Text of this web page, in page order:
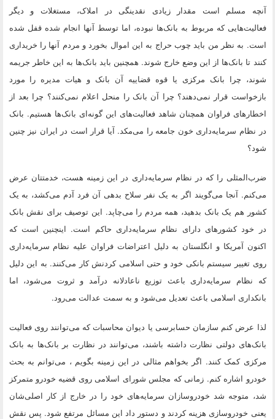
آنچه مسلم است مقدار زیادی نقدینگی در املاک، مستغلات و دیگر
فعالیت‌هایی که مربوط به بانک‌ها نبوده، اما توسط آنها انجام شده قفل شده
است. به نظر من باید چوب حراج به این اموال بخورد و مردم آنها را خریداری
کنند تا بانک‌ها از این وضع خارج شوند. همچنین باید بانک‌ها به این خاطر جریمه
شوند، چرا بانک مرکزی یا قوه قضاییه آن بانک و هیات مدیره را مورد
بازخواست قرار نمی‌دهند؟ چرا آن بانک را منحل اعلام نمی‌کنند؟ چرا بعد از
اخطارهای فراوان همچنان شاهد فعالیت‌های این ‌گونه‌ای بانک‌ها هستیم. بانک
در نظام سرمایه‌داری خون جامعه را می‌مکد. آیا قرار است در ایران نیز چنین
شود؟
ضرب‌المثلی را که در نظام سرمایه‌داری در این زمینه هست، خدمتتان عرض
می‌کنم. آنجا می‌گویند اگر به یک نفر سلاح بدهی آن فرد آدم می‌کشد، به یک
کشور هم یک بانک بدهید، همه مردم را می‌چاپد. این توصیف برای نقش بانک
در خود کشورهای دارای نظام سرمایه‌داری حاکم است. اینچنین است که
اکنون آمریکا و انگلستان به دلیل اعتراضات فراوان علیه نظام سرمایه‌داری
روی تغییر سیستم بانکی خود و حتی اسلامی کردنش کار می‌کنند. به این دلیل
که نظام سرمایه‌داری باعث توزیع ناعادلانه درآمد و ثروت می‌شود، اما
بانکداری اسلامی باعث تعدیل می‌شود و به سمت عدالت می‌رود.
لذا عرض کنم سازمان حسابرسی یا دیوان محاسبات که می‌توانند روی فعالیت
بانک‌های دولتی نظارت داشته باشند، می‌توانند در نظارت بر بانک‌ها به بانک
مرکزی کمک کنند. اگر بخواهم مثالی در این زمینه بگویم ، می‌توانم به بحث
خودرو اشاره کنم. زمانی که مجلس شورای اسلامی روی قضیه خودرو متمرکز
شد، متوجه شد خودروسازان سرمایه‌های خود را در خارج از کار اصلی‌شان
یعنی خودروسازی هزینه کردند و دستور داد این مسائل مرتفع شود. پس نقش